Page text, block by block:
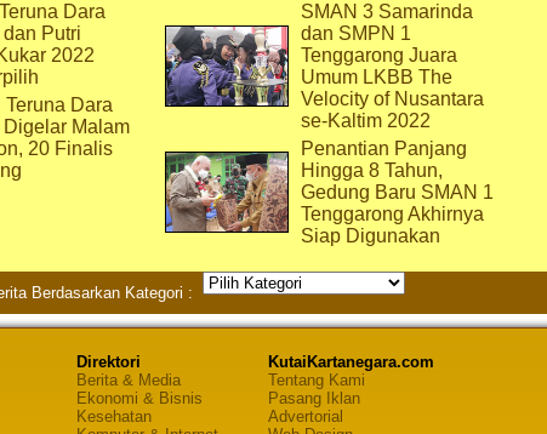
Dara
Putri
2022
Dara
Digelar Malam
20 Finalis
SMAN 3 Samarinda
dan SMPN 1
Tenggarong Juara
Umum LKBB The
Velocity of Nusantara
se-Kaltim 2022
Penantian Panjang
Hingga 8 Tahun,
Gedung Baru SMAN 1
Tenggarong Akhirnya
Siap Digunakan
Berdasarkan Kategori :
Direktori
Berita & Media
Ekonomi & Bisnis
Kesehatan
KutaiKartanegara.com
Tentang Kami
Pasang Iklan
Advertorial